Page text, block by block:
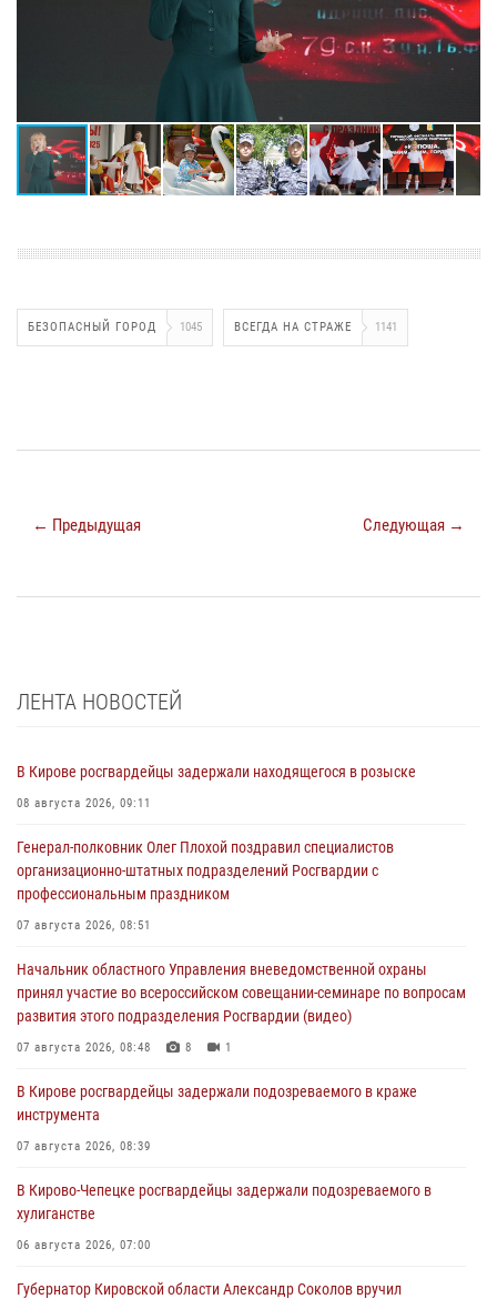
БЕЗОПАСНЫЙ ГОРОД 1045 ВСЕГДА НА СТРАЖЕ 1141
← Предыдущая Следующая →
ЛЕНТА НОВОСТЕЙ
В Кирове росгвардейцы задержали находящегося в розыске
08 августа 2026, 09:11
Генерал-полковник Олег Плохой поздравил специалистов
организационно-штатных подразделений Росгвардии с
профессиональным праздником
07 августа 2026, 08:51
Начальник областного Управления вневедомственной охраны
принял участие во всероссийском совещании-семинаре по вопросам
развития этого подразделения Росгвардии (видео)
07 августа 2026, 08:48 8 1
В Кирове росгвардейцы задержали подозреваемого в краже
инструмента
07 августа 2026, 08:39
В Кирово-Чепецке росгвардейцы задержали подозреваемого в
хулиганстве
06 августа 2026, 07:00
Губернатор Кировской области Александр Соколов вручил